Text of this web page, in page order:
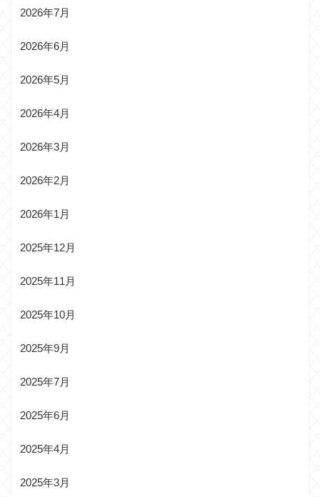
2026年7月
2026年6月
2026年5月
2026年4月
2026年3月
2026年2月
2026年1月
2025年12月
2025年11月
2025年10月
2025年9月
2025年7月
2025年6月
2025年4月
2025年3月